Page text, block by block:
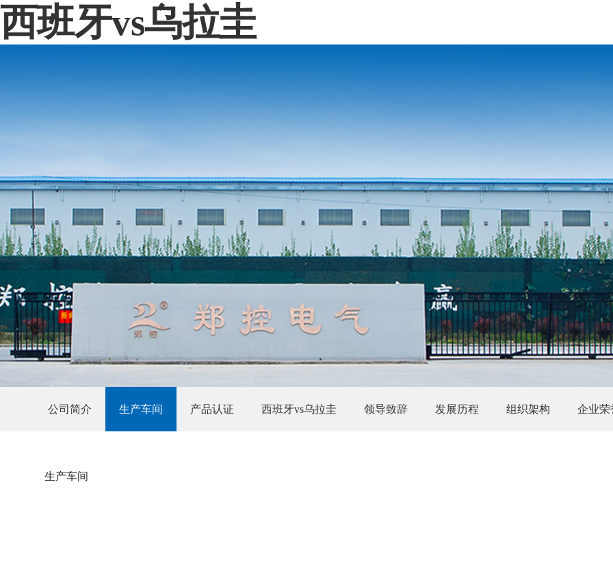
西班牙vs乌拉圭
公司简介 生产车间 产品认证 西班牙vs乌拉圭 领导致辞 发展历程 组织架构 企业荣
生产车间